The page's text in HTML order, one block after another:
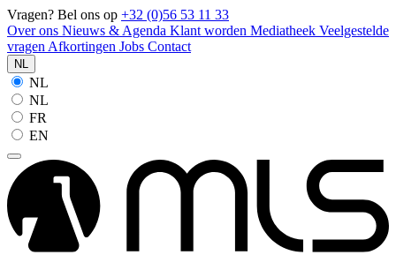
Vragen? Bel ons op +32 (0)56 53 11 33
Over ons Nieuws & Agenda Klant worden Mediatheek Veelgestelde
vragen Afkortingen Jobs Contact
NL
NL
NL
FR
EN